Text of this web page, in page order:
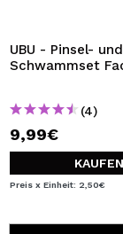
UBU - Pinsel- und
Schwammset
(4)
9,99€
KAUFEN
Preis x Einheit: 2,50€